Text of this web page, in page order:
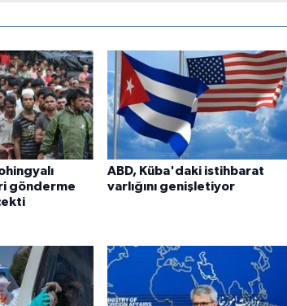
gönderme
ABD, Küba'daki istihbarat
varlığını genişletiyor